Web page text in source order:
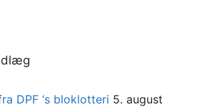
DPF ‘s bloklotteri 5. august